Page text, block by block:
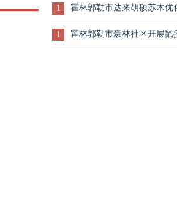
1 霍林郭勒市达来胡硕苏木优
群众幸福指数
1 霍林郭勒市豪林社区开展鼠